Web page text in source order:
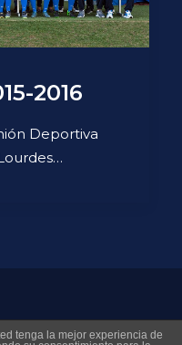
2016
Deportiva
All rights reserved
tenga la mejor experiencia de